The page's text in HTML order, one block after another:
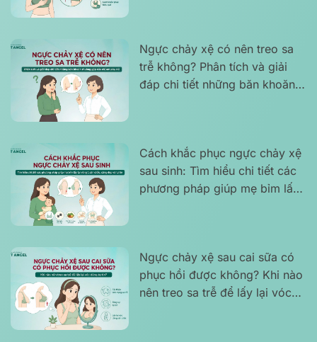
Ngực chảy xệ có nên treo sa
trễ không? Phân tích và giải
đáp chi tiết những băn khoăn
Cách khắc phục ngực chảy xệ
sau sinh: Tìm hiểu chi tiết các
phương pháp giúp mẹ bỉm lấy
Ngực chảy xệ sau cai sữa có
phục hồi được không? Khi nào
nên treo sa trễ để lấy lại vóc